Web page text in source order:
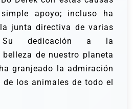
apoyo; incluso ha
junta directiva de varias
Su dedicación a la
de nuestro planeta
granjeado la admiración
los animales de todo el